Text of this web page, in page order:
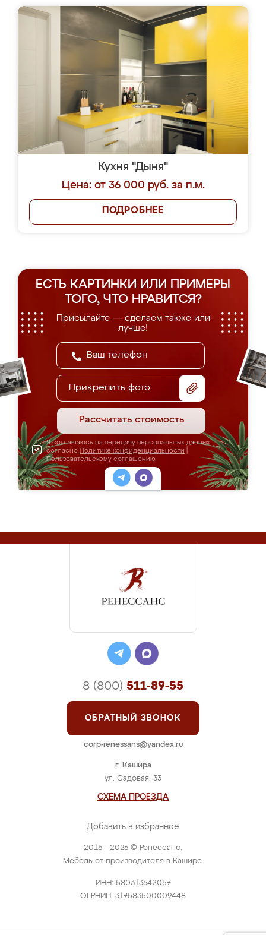
Кухня "Дыня"
Цена: от 36 000 руб. за п.м.
ПОДРОБНЕЕ
ЕСТЬ КАРТИНКИ ИЛИ ПРИМЕРЫ
ТОГО, ЧТО НРАВИТСЯ?
Присылайте — сделаем также или
лучше!
Прикрепить фото
Рассчитать стоимость
Я соглашаюсь на передачу персональных данных
согласно Политике конфиденциальности
Пользовательскому соглашению
2015 - 2026 © Ренессанс.
Мебель от производителя в Кашире.
ИНН: 580313642057
ОГРНИП: 317583500009448
г. Кашира
ул. Садовая, 33
СХЕМА ПРОЕЗДА
Добавить в избранное
8 (800) 511-89-55
ОБРАТНЫЙ ЗВОНОК
corp-renessans@yandex.ru